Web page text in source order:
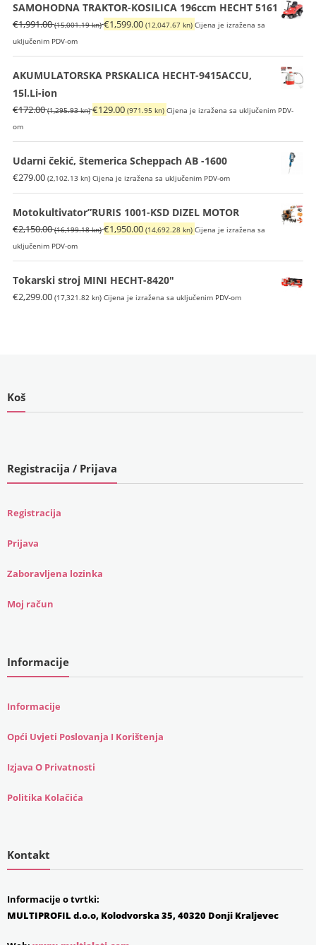
SAMOHODNA TRAKTOR-KOSILICA 196ccm HECHT 5161
€1,991.00 (15,001.19 kn)Izvorna
bila
je:
(15,001.19
€1,599.00 (12,047.67 kn) Trenutna
je:
€1,599.00
Cijena je izražena sa
uključenim PDV-om
AKUMULATORSKA PRSKALICA HECHT-9415ACCU,
15l.Li-ion
€172.00 (1,295.93 kn)Izvorna
bila
je:
€172.00
(1,295.93
kn).
€129.00 (971.95 kn) Trenutna
je:
€129.00
(971.95
kn).
Cijena je izražena sa uključenim PDV-
om
Udarni čekić, štemerica Scheppach AB -1600
€279.00 (2,102.13 kn) Cijena je izražena sa uključenim PDV-om
Motokultivator”RURIS 1001-KSD DIZEL MOTOR
€2,150.00 (16,199.18 kn)Izvorna
bila
je:
€2,150.00
€1,950.00 (14,692.28 kn) Trenutna
je:
(14,692.28
Cijena je izražena sa
uključenim PDV-om
Tokarski stroj MINI HECHT-8420"
€2,299.00 (17,321.82 kn) Cijena je izražena sa uključenim PDV-om
Koš
Registracija / Prijava
Registracija
Prijava
Zaboravljena lozinka
Moj račun
Informacije
Informacije
Opći Uvjeti Poslovanja I Korištenja
Izjava O Privatnosti
Politika Kolačića
Kontakt
Informacije o tvrtki:
MULTIPROFIL d.o.o, Kolodvorska 35, 40320 Donji Kraljevec